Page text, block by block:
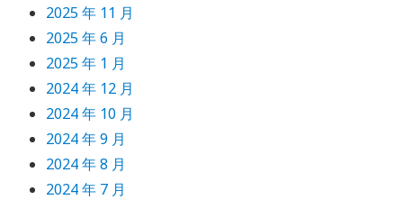
2025 年 11 月
2025 年 6 月
2025 年 1 月
2024 年 12 月
2024 年 10 月
2024 年 9 月
2024 年 8 月
2024 年 7 月